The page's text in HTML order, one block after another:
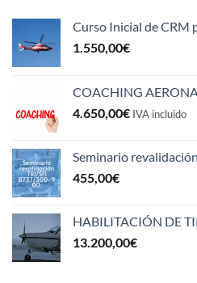
Curso Inicial de CRM
1.550,00€
COACHING
4.650,00€ IVA incluido
Seminario
455,00€
HABILITACIÓN DE
13.200,00€